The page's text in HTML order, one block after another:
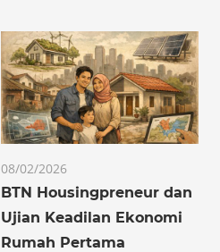
08/02/2026
BTN Housingpreneur dan
Ujian Keadilan Ekonomi
Rumah Pertama